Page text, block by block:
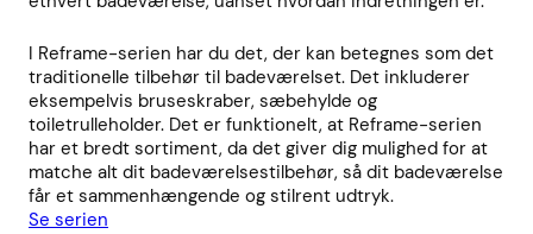
I Reframe-serien har du det, der kan betegnes som det
traditionelle tilbehør til badeværelset. Det inkluderer
eksempelvis bruseskraber, sæbehylde og
toiletrulleholder. Det er funktionelt, at Reframe-serien
har et bredt sortiment, da det giver dig mulighed for at
matche alt dit badeværelsestilbehør, så dit badeværelse
får et sammenhængende og stilrent udtryk.
Se serien